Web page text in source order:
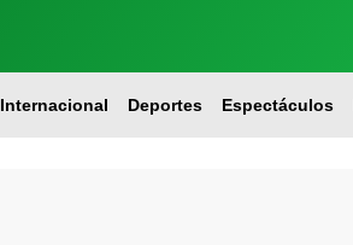
Internacional Deportes Espectáculos